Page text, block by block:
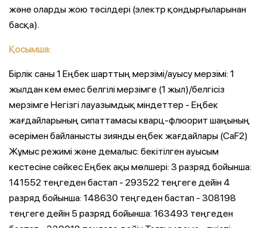
және оларды жою тәсілдері (электр қондырғыларынан
басқа).
Қосымша:
Бірлік саны 1 Еңбек шарттың мерзімі/ауысу мерзімі: 1
жылдан кем емес белгілі мерзімге (1 жыл)/белгісіз
мерзімге Негізгі лауазымдық міндеттер - Еңбек
жағдайларының сипаттамасы кварц-флюорит шаңының
әсерімен байланысты зиянды еңбек жағдайлары (CaF2)
Жұмыс режимі және демалыс: бекітілген ауысым
кестесіне сәйкес Еңбек ақы мөлшері: 3 разряд бойынша:
141552 теңгеден бастап - 293522 теңгеге дейін 4
разряд бойынша: 148630 теңгеден бастап - 308198
теңгеге дейін 5 разряд бойынша: 163493 теңгеден